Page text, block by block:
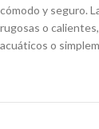
cómodo y seguro.
rugosas o
acuáticos o